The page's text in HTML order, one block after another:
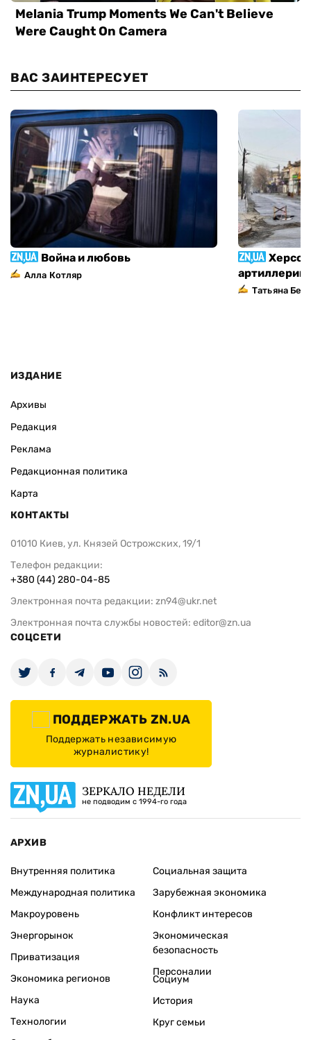
ВАС ЗАИНТЕРЕСУЕТ
Война и любовь
Алла Котляр
Татьяна
ИЗДАНИЕ
Архивы
Редакция
Реклама
Редакционная политика
Карта
КОНТАКТЫ
01010 Киев, ул. Князей Острожских, 19/1
Телефон редакции:
+380 (44) 280-04-85
Электронная почта редакции: zn94@ukr.net
Электронная почта службы новостей: editor@zn.ua
СОЦСЕТИ
ПОДДЕРЖАТЬ ZN.UA
Поддержать независимую
журналистику!
ЗЕРКАЛО НЕДЕЛИ
не подводим с 1994-го года
АРХИВ
Внутренняя политика
Международная политика
Макроуровень
Энергорынок
Приватизация
Экономика регионов
Социальная защита
Зарубежная экономика
Конфликт интересов
Экономическая
безопасность
Персоналии
Наука
Технологии
Социум
История
Круг семьи